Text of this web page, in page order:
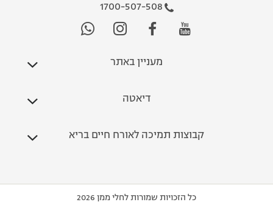
1700-507-508
מעניין באתר
דיאטה
קבוצות תמיכה לאורח חיים בריא
כל הזכויות שמורות לחלי ממן 2026